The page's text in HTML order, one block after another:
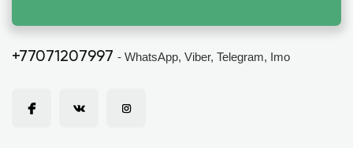
+77071207997 - WhatsApp, Viber, Telegram, Imo